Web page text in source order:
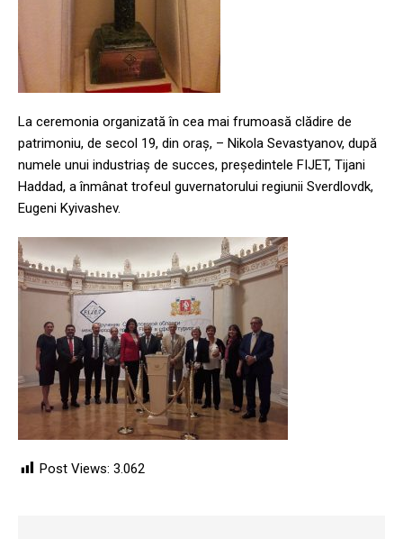
La ceremonia organizată în cea mai frumoasă clădire de
patrimoniu, de secol 19, din oraș, – Nikola Sevastyanov, după
numele unui industriaș de succes, președintele FIJET, Tijani
Haddad, a înmânat trofeul guvernatorului regiunii Sverdlovdk,
Eugeni Kyivashev.
Post Views: 3.062